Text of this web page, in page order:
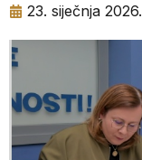
23. siječnja 2026.